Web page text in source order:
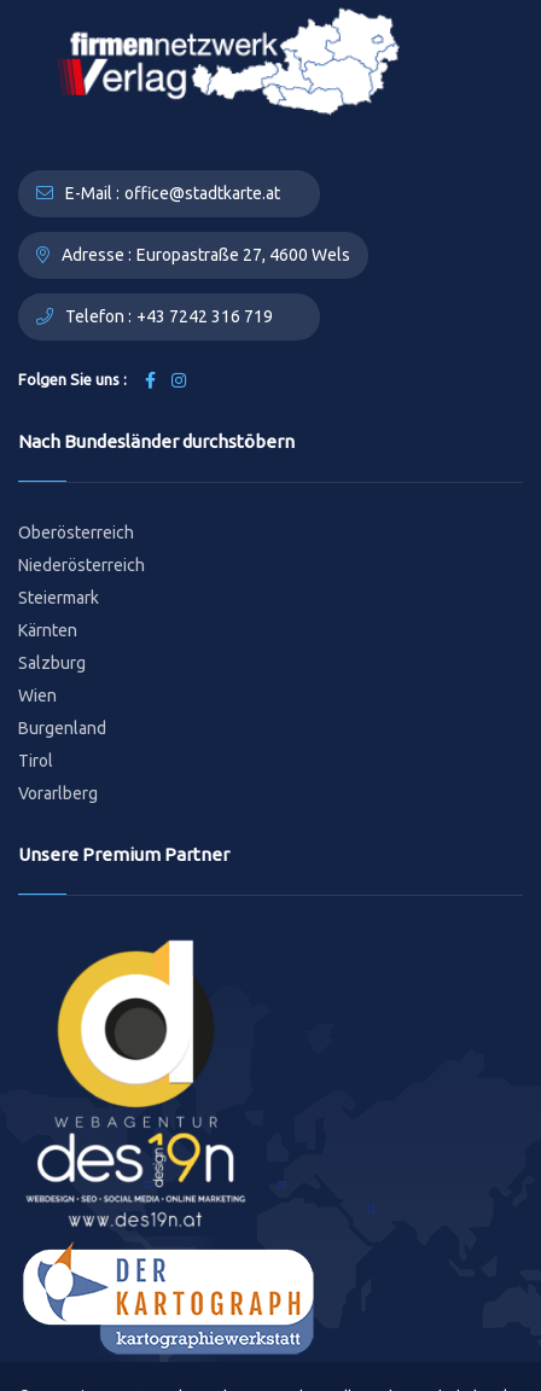
E-Mail : office@stadtkarte.at
Adresse : Europastraße 27, 4600 Wels
Telefon : +43 7242 316 719
Folgen Sie uns :
Nach Bundesländer durchstöbern
Oberösterreich
Niederösterreich
Steiermark
Kärnten
Salzburg
Wien
Burgenland
Tirol
Vorarlberg
Unsere Premium Partner